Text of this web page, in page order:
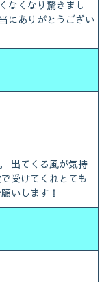
なくなり驚きまし
にありがとうござい
出てくる風が気持
受けてくれとても
いします！